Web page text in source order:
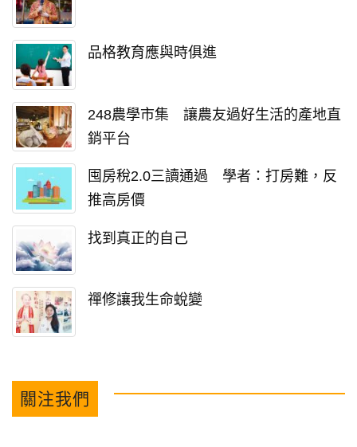
品格教育應與時俱進
248農學市集 讓農友過好生活的產地直
銷平台
囤房稅2.0三讀通過 學者：打房難，反
推高房價
找到真正的自己
禪修讓我生命蛻變
關注我們